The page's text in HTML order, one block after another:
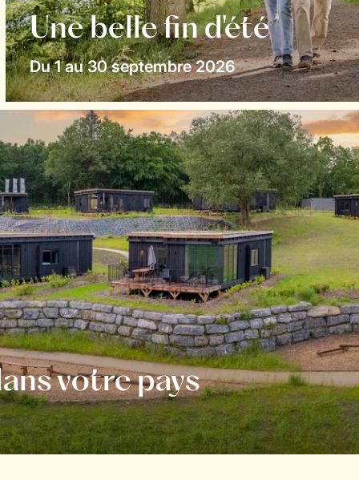
Une belle fin d'été
Du 1 au 30 septembre 2026
votre pays